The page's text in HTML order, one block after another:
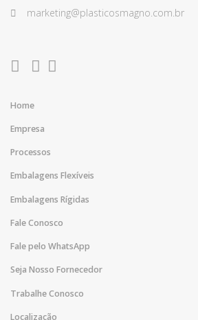
marketing@plasticosmagno.com.br
Home
Empresa
Processos
Embalagens Flexíveis
Embalagens Rígidas
Fale Conosco
Fale pelo WhatsApp
Seja Nosso Fornecedor
Trabalhe Conosco
Localização